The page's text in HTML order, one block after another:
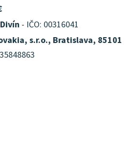
- IČO: 00316041
s.r.o., Bratislava, 85101